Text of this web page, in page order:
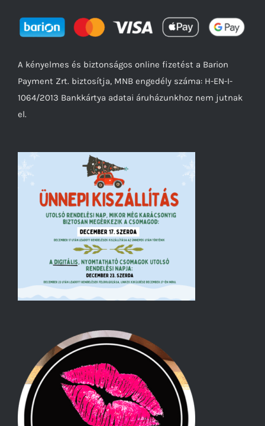
A kényelmes és biztonságos online fizetést a Barion
Payment Zrt. biztosítja, MNB engedély száma: H-EN-I-
1064/2013 Bankkártya adatai áruházunkhoz nem jutnak
el.